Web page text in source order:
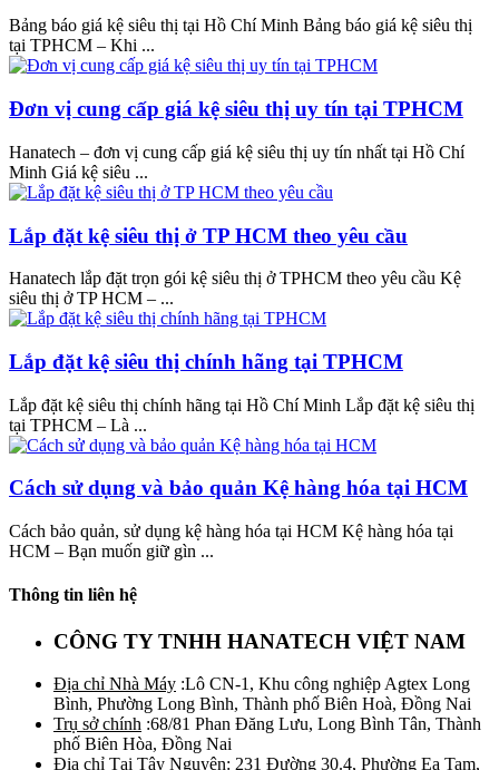
Bảng báo giá kệ siêu thị tại Hồ Chí Minh Bảng báo giá kệ siêu thị
tại TPHCM – Khi ...
Đơn vị cung cấp giá kệ siêu thị uy tín tại TPHCM
Hanatech – đơn vị cung cấp giá kệ siêu thị uy tín nhất tại Hồ Chí
Minh Giá kệ siêu ...
Lắp đặt kệ siêu thị ở TP HCM theo yêu cầu
Hanatech lắp đặt trọn gói kệ siêu thị ở TPHCM theo yêu cầu Kệ
siêu thị ở TP HCM – ...
Lắp đặt kệ siêu thị chính hãng tại TPHCM
Lắp đặt kệ siêu thị chính hãng tại Hồ Chí Minh Lắp đặt kệ siêu thị
tại TPHCM – Là ...
Cách sử dụng và bảo quản Kệ hàng hóa tại HCM
Cách bảo quản, sử dụng kệ hàng hóa tại HCM Kệ hàng hóa tại
HCM – Bạn muốn giữ gìn ...
Thông tin liên hệ
CÔNG TY TNHH HANATECH VIỆT NAM
Địa chỉ Nhà Máy :Lô CN-1, Khu công nghiệp Agtex Long
Bình, Phường Long Bình, Thành phố Biên Hoà, Đồng Nai
Trụ sở chính :68/81 Phan Đăng Lưu, Long Bình Tân, Thành
phố Biên Hòa, Đồng Nai
Địa chỉ Tại Tây Nguyên: 231 Đường 30.4, Phường Ea Tam,